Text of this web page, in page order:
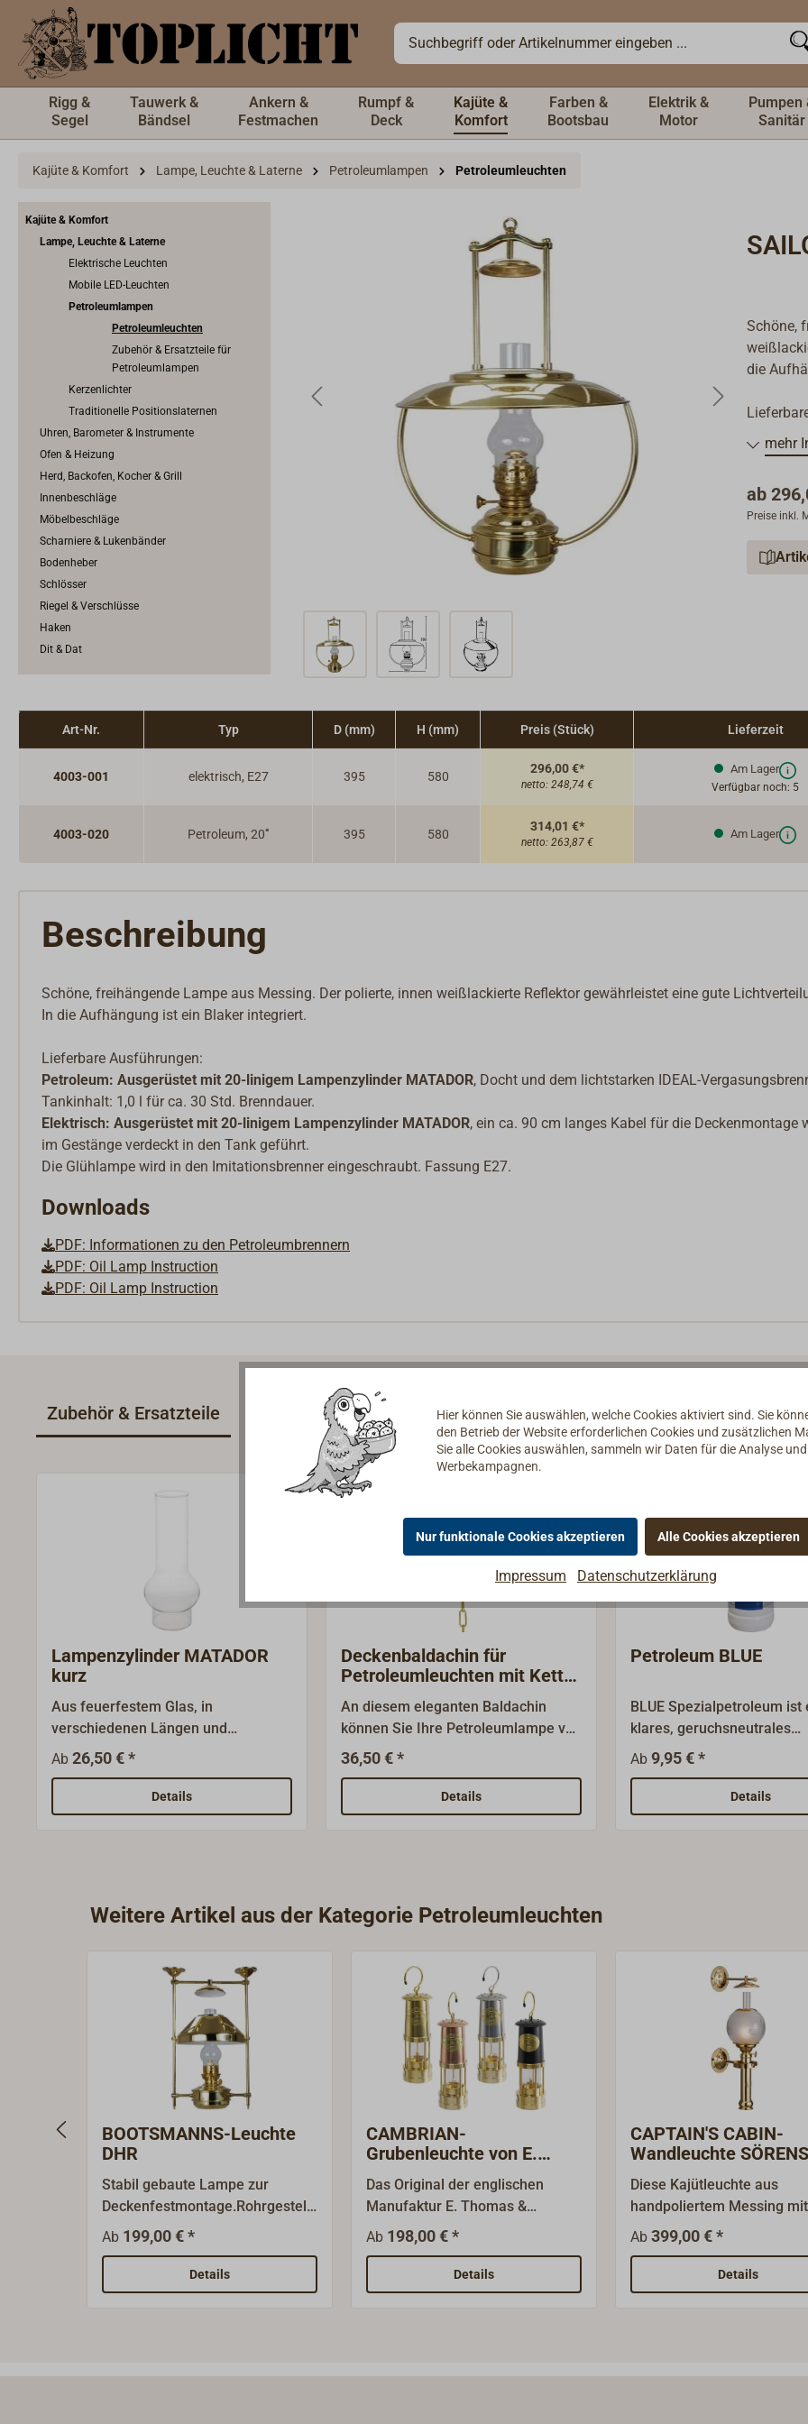
springen
Rigg &
Segel
Tauwerk &
Bändsel
Ankern &
Festmachen
Rumpf &
Deck
Kajüte &
Komfort
Farben &
Bootsbau
Elektrik &
Motor
Pumpen
Sanitär
Kajüte & Komfort Lampe, Leuchte & Laterne Petroleumlampen Petroleumleuchten
Kajüte & Komfort
Lampe, Leuchte & Laterne
Elektrische Leuchten
Mobile LED-Leuchten
Petroleumlampen
Petroleumleuchten
Zubehör & Ersatzteile für
Petroleumlampen
Kerzenlichter
Traditionelle Positionslaternen
Uhren, Barometer & Instrumente
Ofen & Heizung
Herd, Backofen, Kocher & Grill
Innenbeschläge
Möbelbeschläge
Scharniere & Lukenbänder
Bodenheber
Schlösser
Riegel & Verschlüsse
Haken
Dit & Dat
Schöne,
die
Die
mehr
ab
Preise inkl.
Art-Nr. Typ D (mm) H (mm) Preis (Stück) Lieferzeit
4003-001 elektrisch, E27 395 580
296,00 €*
netto: 248,74 €
Am Lager
Verfügbar noch: 5
4003-020 Petroleum, 20''' 395 580
314,01 €*
netto: 263,87 €
Am Lager
Beschreibung
Schöne, freihängende Lampe aus Messing. Der polierte, innen weißlackierte Reflektor gewährleistet eine gute
In die Aufhängung ist ein Blaker integriert.
Lieferbare Ausführungen:
Petroleum: Ausgerüstet mit 20-linigem Lampenzylinder MATADOR, Docht und dem lichtstarken IDEAL-
Tankinhalt: 1,0 l für ca. 30 Std. Brenndauer.
Elektrisch: Ausgerüstet mit 20-linigem Lampenzylinder MATADOR, ein ca. 90 cm langes Kabel für die Deckenmontage
im Gestänge verdeckt in den Tank geführt.
Die Glühlampe wird in den Imitationsbrenner eingeschraubt. Fassung E27.
Downloads
PDF: Informationen zu den Petroleumbrennern
PDF: Oil Lamp Instruction
PDF: Oil Lamp Instruction
Zubehör & Ersatzteile
Lampenzylinder MATADOR
kurz
Aus feuerfestem Glas, in
verschiedenen Längen und
Formen.Das Maß "D" ist der
Aussendurchmesser am
Ab 26,50 € *
Details
Deckenbaldachin für
Petroleumleuchten mit Kette
aus Messing
An diesem eleganten Baldachin
können Sie Ihre Petroleumlampe von
der Decke baumeln lassen.Der
Deckenbaldachin und die Kette sind
aus poliertem Messing.
36,50 € *
Details
Petroleum BLUE
BLUE Spezialpetroleum ist
klares, geruchsneutrales
Naphtadestillat, ohne
Duftstoffen.Ideal geeignet
Kocher, Lampen und
Verwendung dieses
oder 5-Liter Kanister. Für
Kanister ist ein passender
Auslaufhahn erhältlich, der
Befüllen erleichtert.
Ab 9,95 € *
Details
Weitere Artikel aus der Kategorie Petroleumleuchten
BOOTSMANNS-Leuchte
DHR
Stabil gebaute Lampe zur
Deckenfestmontage.Rohrgestell
und Schirm aus poliertem
Messing.Lieferbare
Ausführungen: Petroleum: mit
15-linigem Lampenzylinder
Ab 199,00 € *
Details
CAMBRIAN-
Grubenleuchte von E.
THOMAS & WILLIAMS
Das Original der englischen
Manufaktur E. Thomas &
Williams. Seit über 130 Jahren
wird die CAMBRIAN-
Grubenlampe in Wales gefertigt.
Ursprünglich als
Ab 198,00 € *
Details
CAPTAIN'S CABIN-
Wandleuchte
Diese Kajütleuchte aus
handpoliertem Messing mit
handgeätzter Glaskugel mit
Schiffsmotiv ist eine Zierde
jede Kajüte. Die Glaskugel
durch einen Messingring
Ab 399,00 € *
Details
Hier können Sie auswählen, welche Cookies aktiviert sind. Sie
den Betrieb der Website erforderlichen Cookies und zusätzlichen
Sie alle Cookies auswählen, sammeln wir Daten für die Analyse
Werbekampagnen.
Nur funktionale Cookies akzeptieren Alle Cookies akzeptieren
Impressum Datenschutzerklärung